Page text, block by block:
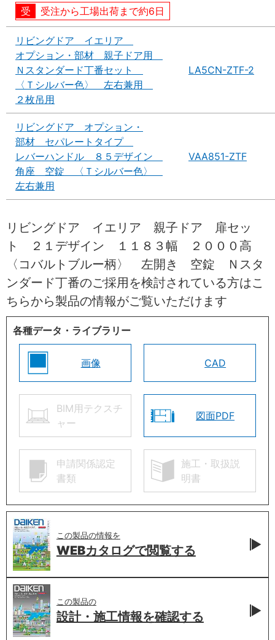
受注から工場出荷まで約6日
リビングドア イエリア
オプション・部材 親子ドア用
Ｎスタンダード丁番セット
〈Ｔシルバー色〉 左右兼用
２枚吊用
LA5CN-ZTF-2
リビングドア オプション・
部材 セパレートタイプ
レバーハンドル ８５デザイン
角座 空錠 〈Ｔシルバー色〉
左右兼用
VAA851-ZTF
リビングドア イエリア 親子ドア 扉セッ
ト ２１デザイン １１８３幅 ２０００高
〈コバルトブルー柄〉 左開き 空錠 Ｎスタ
ンダード丁番のご採用を検討されている方はこ
ちらから製品の情報がご覧いただけます
各種データ・ライブラリー
画像 CAD
BIM用テクスチ
ャー
図面PDF
申請関係認定
書類
施工・取扱説
明書
この製品の情報を
WEBカタログで閲覧する
この製品の
設計・施工情報を確認する